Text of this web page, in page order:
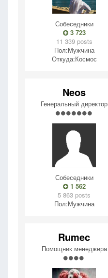
Собеседники
3 723
11 339 posts
Пол:Мужчина
Откуда:Космос
Neos
Генеральный директор
Собеседники
1 562
5 863 posts
Пол:Мужчина
Rumec
Помощник менеджера